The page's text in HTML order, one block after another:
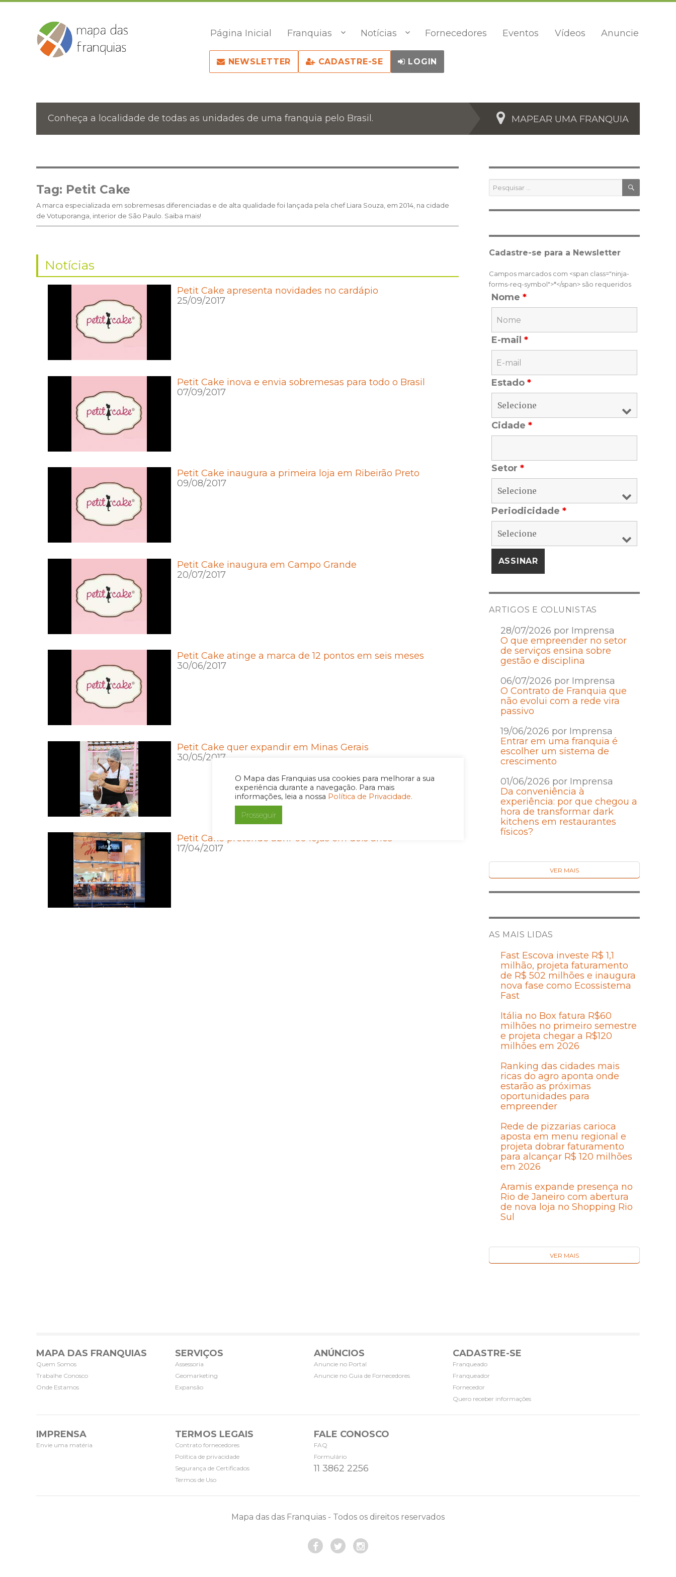
O Mapa das Franquias usa cookies para melhorar a sua
experiência durante a navegação. Para mais
informações, leia a nossa Política de Privacidade.
Prosseguir
Página Inicial Franquias Notícias Fornecedores Eventos Vídeos Anuncie
NEWSLETTER CADASTRE-SE LOGIN
Conheça a localidade de todas as unidades de uma franquia pelo Brasil. MAPEAR UMA FRANQUIA
Tag: Petit Cake
A marca especializada em sobremesas diferenciadas e de alta qualidade foi lançada pela chef Liara Souza, em 2014, na cidade
de Votuporanga, interior de São Paulo. Saiba mais!
Notícias
Petit Cake apresenta novidades no cardápio
25/09/2017
Petit Cake inova e envia sobremesas para todo o Brasil
07/09/2017
Petit Cake inaugura a primeira loja em Ribeirão Preto
09/08/2017
Petit Cake inaugura em Campo Grande
20/07/2017
Petit Cake atinge a marca de 12 pontos em seis meses
30/06/2017
Petit Cake quer expandir em Minas Gerais
30/05/2017
Petit Cake pretende abrir 60 lojas em dois anos
17/04/2017
Pesquisar
por:
Cadastre-se para a Newsletter
Campos marcados com <span class="ninja-
forms-req-symbol">*</span> são requeridos
Nome *
E-mail *
Estado *
Cidade *
Setor *
Periodicidade *
ARTIGOS E COLUNISTAS
28/07/2026 por Imprensa
O que empreender no setor
de serviços ensina sobre
gestão e disciplina
06/07/2026 por Imprensa
O Contrato de Franquia que
não evolui com a rede vira
passivo
19/06/2026 por Imprensa
Entrar em uma franquia é
escolher um sistema de
crescimento
01/06/2026 por Imprensa
Da conveniência à
experiência: por que chegou a
hora de transformar dark
kitchens em restaurantes
físicos?
VER MAIS
AS MAIS LIDAS
Fast Escova investe R$ 1,1
milhão, projeta faturamento
de R$ 502 milhões e inaugura
nova fase como Ecossistema
Fast
Itália no Box fatura R$60
milhões no primeiro semestre
e projeta chegar a R$120
milhões em 2026
Ranking das cidades mais
ricas do agro aponta onde
estarão as próximas
oportunidades para
empreender
Rede de pizzarias carioca
aposta em menu regional e
projeta dobrar faturamento
para alcançar R$ 120 milhões
em 2026
Aramis expande presença no
Rio de Janeiro com abertura
de nova loja no Shopping Rio
Sul
VER MAIS
MAPA DAS FRANQUIAS
Quem Somos
Trabalhe Conosco
Onde Estamos
SERVIÇOS
Assessoria
Geomarketing
Expansão
ANÚNCIOS
Anuncie no Portal
Anuncie no Guia de Fornecedores
CADASTRE-SE
Franqueado
Franqueador
Fornecedor
Quero receber informações
IMPRENSA
Envie uma matéria
TERMOS LEGAIS
Contrato fornecedores
Política de privacidade
Segurança de Certificados
Termos de Uso
FALE CONOSCO
FAQ
Formulário
11 3862 2256
Mapa das das Franquias - Todos os direitos reservados